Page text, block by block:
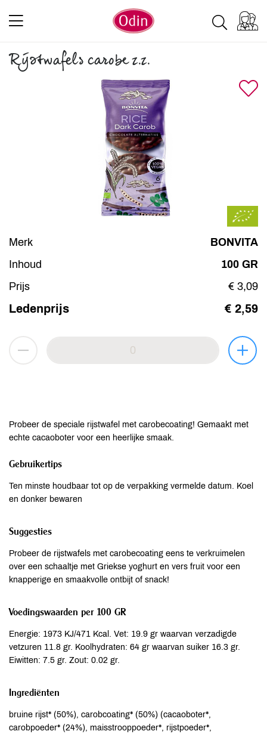
Rijstwafels carobe z.z.
Merk
BONVITA
Inhoud
100 GR
Prijs
€ 3,09
Ledenprijs € 2,59
Probeer de speciale rijstwafel met carobecoating! Gemaakt met
echte cacaoboter voor een heerlijke smaak.
Gebruikertips
Ten minste houdbaar tot op de verpakking vermelde datum. Koel
en donker bewaren
Suggesties
Probeer de rijstwafels met carobecoating eens te verkruimelen
over een schaaltje met Griekse yoghurt en vers fruit voor een
knapperige en smaakvolle ontbijt of snack!
Voedingswaarden per 100 GR
Energie: 1973 KJ/471 Kcal. Vet: 19.9 gr waarvan verzadigde
vetzuren 11.8 gr. Koolhydraten: 64 gr waarvan suiker 16.3 gr.
Eiwitten: 7.5 gr. Zout: 0.02 gr.
Ingrediënten
bruine rijst* (50%), carobcoating* (50%) (cacaoboter*,
carobpoeder* (24%), maisstrooppoeder*, rijstpoeder*,